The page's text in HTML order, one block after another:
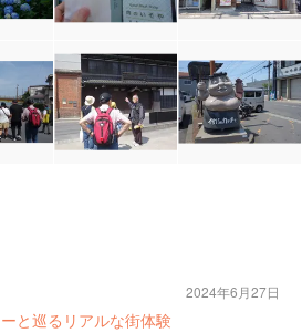
と巡るリアルな街体験
2024年6月27日